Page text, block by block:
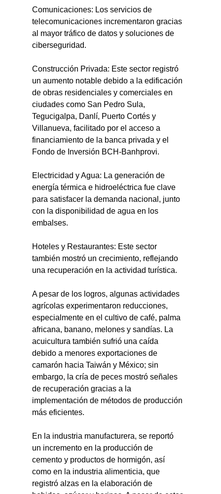
Comunicaciones: Los servicios de
telecomunicaciones incrementaron gracias
al mayor tráfico de datos y soluciones de
ciberseguridad.
Construcción Privada: Este sector registró
un aumento notable debido a la edificación
de obras residenciales y comerciales en
ciudades como San Pedro Sula,
Tegucigalpa, Danlí, Puerto Cortés y
Villanueva, facilitado por el acceso a
financiamiento de la banca privada y el
Fondo de Inversión BCH-Banhprovi.
Electricidad y Agua: La generación de
energía térmica e hidroeléctrica fue clave
para satisfacer la demanda nacional, junto
con la disponibilidad de agua en los
embalses.
Hoteles y Restaurantes: Este sector
también mostró un crecimiento, reflejando
una recuperación en la actividad turística.
A pesar de los logros, algunas actividades
agrícolas experimentaron reducciones,
especialmente en el cultivo de café, palma
africana, banano, melones y sandías. La
acuicultura también sufrió una caída
debido a menores exportaciones de
camarón hacia Taiwán y México; sin
embargo, la cría de peces mostró señales
de recuperación gracias a la
implementación de métodos de producción
más eficientes.
En la industria manufacturera, se reportó
un incremento en la producción de
cemento y productos de hormigón, así
como en la industria alimenticia, que
registró alzas en la elaboración de